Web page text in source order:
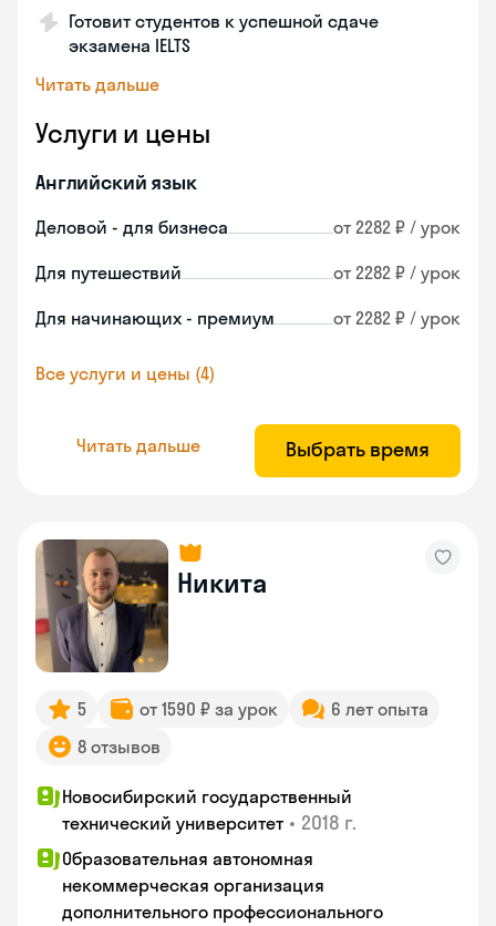
Готовит студентов к успешной сдаче
экзамена IELTS
Читать дальше
Услуги и цены
Английский язык
Деловой - для бизнеса от 2282 ₽ / урок
Для путешествий от 2282 ₽ / урок
Для начинающих - премиум от 2282 ₽ / урок
Все услуги и цены (4)
Читать дальше Выбрать время
Никита
5 от 1590 ₽ за урок
6 лет опыта
8 отзывов
Новосибирский государственный
технический университет • 2018 г.
Образовательная автономная
некоммерческая организация
дополнительного профессионального